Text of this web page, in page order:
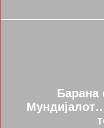
Барана